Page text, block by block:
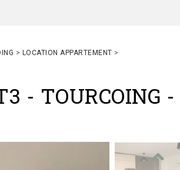
> LOCATION APPARTEMENT >
- TOURCOING -